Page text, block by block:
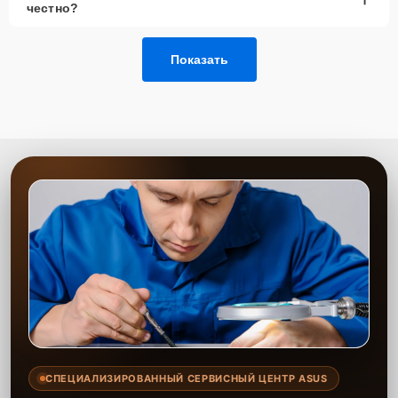
Позвонить по телефону горячей линии или
запросить обратный звонок через Форму заявки
для быстрого уточнения деталей.
Привезти устройство в ближайший центр или
Дождаться оповещения о готовности и забрать
курьерской доставкой.
При необходимости клиент может воспользоваться услугой
вызова мастера для проведения диагностики и ремонта в
желаемом месте и удобное время.
Какие предоставляются
гарантии
распространяется на все виды ремонта, а также на все
используемые запчасти. Гарантия включает в себя срочную
честно?
Показать
СПЕЦИАЛИЗИРОВАННЫЙ СЕРВИСНЫЙ ЦЕНТР ASUS